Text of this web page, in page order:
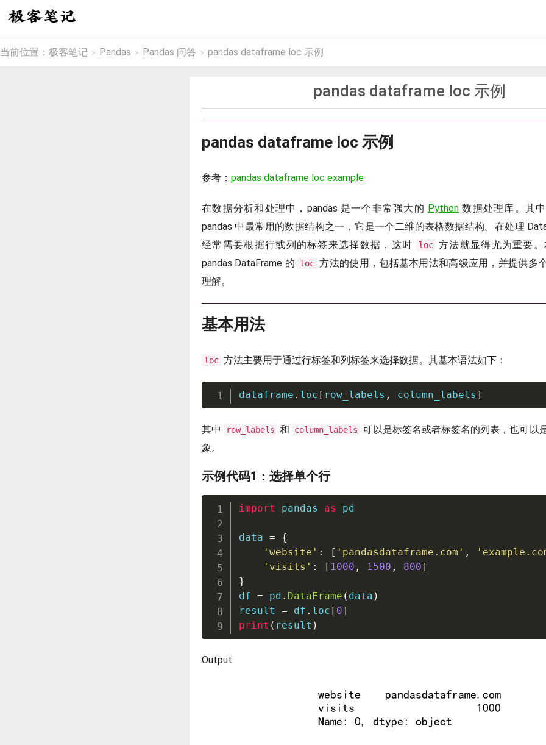
当前位置： 极客笔记 > Pandas > Pandas 问答 > pandas dataframe loc 示例
pandas dataframe loc 示例
pandas dataframe loc 示例
参考： pandas dataframe loc example
在数据分析和处理中，pandas 是一个非常强大的 Python 数据处理库。其
pandas 中最常用的数据结构之一，它是一个二维的表格数据结构。在处理
经常需要根据行或列的标签来选择数据，这时
loc 方法就显得尤为重要
pandas DataFrame 的
loc 方法的使用，包括基本用法和高级应用，并提供多
理解。
基本用法
loc 方法主要用于通过行标签和列标签来选择数据。其基本语法如下：
dataframe . loc [ row_labels , column_labels ]
其中 row_labels 和 column_labels 可以是标签名或者标签名的列表，也可以
象。
示例代码1：选择单个行
import pandas as pd
data =
{
'website' : [ 'pandasdataframe.com' ,
'visits' : [ 1000 , 1500 , 800]
}
df = pd . DataFrame ( data )
result = df . loc [ 0]
print ( result )
Output: